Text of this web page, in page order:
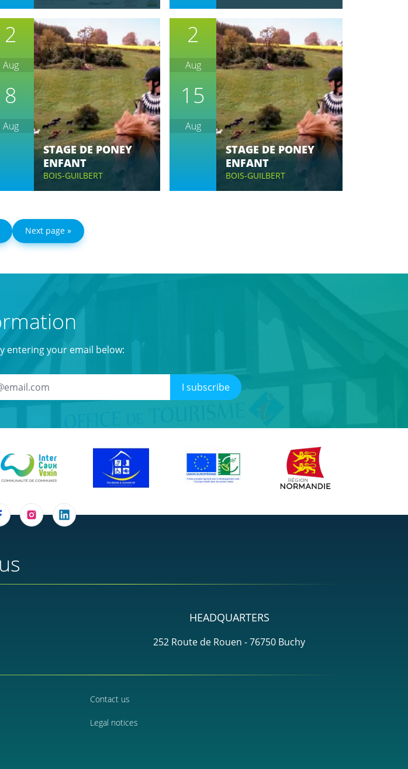
2
Aug
8
Aug
STAGE DE PONEY
ENFANT
BOIS-GUILBERT
2
Aug
15
Aug
STAGE DE PONEY
ENFANT
BOIS-GUILBERT
Next page »
entering your email below:
I subscribe
HEADQUARTERS
252 Route de Rouen - 76750 Buchy
Contact us
Legal notices